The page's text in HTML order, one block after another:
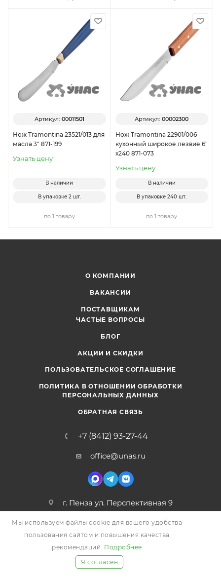
Артикул: 00011501
Нож Tramontina 23521/013 для
масла 3" 871-199
Узнать цену
В наличии
В упаковке 2 шт.
по 1 товару
Артикул:00002300
Нож Tramontina 22901/006
кухонный широкое лезвие 6"
х240 871-073
Узнать цену
В наличии
В упаковке240 шт.
по 1 товару
О КОМПАНИИ
ВАКАНСИИ
ПОСТАВЩИКАМ
ЧАСТЫЕ ВОПРОСЫ
БЛОГ
АКЦИИ И СКИДКИ
ПОЛЬЗОВАТЕЛЬСКОЕ СОГЛАШЕНИЕ
ПОЛИТИКА В ОТНОШЕНИИ ОБРАБОТКИ
ПЕРСОНАЛЬНЫХ ДАННЫХ
ОБРАТНАЯ СВЯЗЬ
+7 (8412) 93-27-44
office@unas.ru
г. Пенза ул. Перспективная 9
2026 © УНАС, Все права защищены
Мы используем файлы cookie для вашего удобства
пользования сайтом и повышения качества
рекомендаций. Подробнее
Я согласен